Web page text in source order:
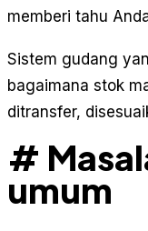
memberi tahu
Sistem gudang
bagaimana stok
ditransfer,
#
umum